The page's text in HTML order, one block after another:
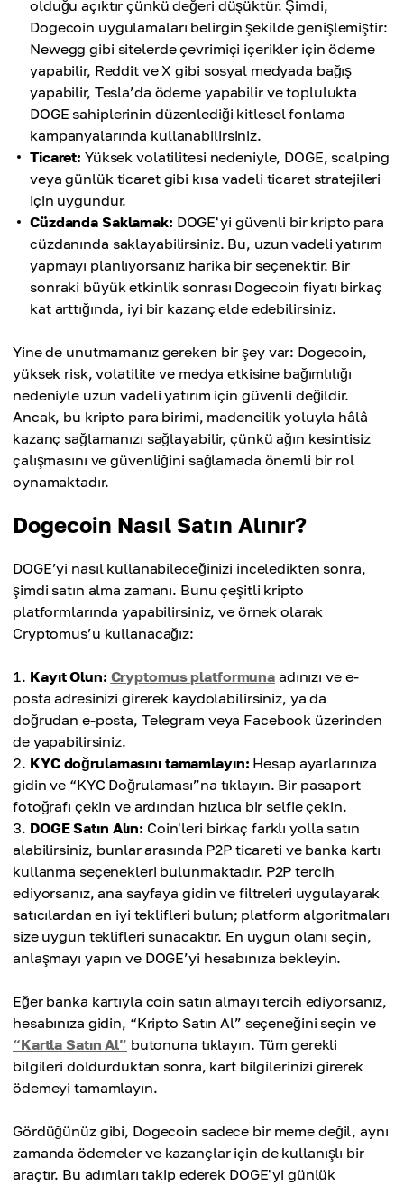
olduğu açıktır çünkü değeri düşüktür. Şimdi,
Dogecoin uygulamaları belirgin şekilde genişlemiştir:
Newegg gibi sitelerde çevrimiçi içerikler için ödeme
yapabilir, Reddit ve X gibi sosyal medyada bağış
yapabilir, Tesla’da ödeme yapabilir ve toplulukta
DOGE sahiplerinin düzenlediği kitlesel fonlama
kampanyalarında kullanabilirsiniz.
Ticaret: Yüksek volatilitesi nedeniyle, DOGE, scalping
veya günlük ticaret gibi kısa vadeli ticaret stratejileri
için uygundur.
Cüzdanda Saklamak: DOGE'yi güvenli bir kripto para
cüzdanında saklayabilirsiniz. Bu, uzun vadeli yatırım
yapmayı planlıyorsanız harika bir seçenektir. Bir
sonraki büyük etkinlik sonrası Dogecoin fiyatı birkaç
kat arttığında, iyi bir kazanç elde edebilirsiniz.
Yine de unutmamanız gereken bir şey var: Dogecoin,
yüksek risk, volatilite ve medya etkisine bağımlılığı
nedeniyle uzun vadeli yatırım için güvenli değildir.
Ancak, bu kripto para birimi, madencilik yoluyla hâlâ
kazanç sağlamanızı sağlayabilir, çünkü ağın kesintisiz
çalışmasını ve güvenliğini sağlamada önemli bir rol
oynamaktadır.
Dogecoin Nasıl Satın Alınır?
DOGE’yi nasıl kullanabileceğinizi inceledikten sonra,
şimdi satın alma zamanı. Bunu çeşitli kripto
platformlarında yapabilirsiniz, ve örnek olarak
Cryptomus’u kullanacağız:
Kayıt Olun: Cryptomus platformuna adınızı ve e-
posta adresinizi girerek kaydolabilirsiniz, ya da
doğrudan e-posta, Telegram veya Facebook üzerinden
de yapabilirsiniz.
KYC doğrulamasını tamamlayın: Hesap ayarlarınıza
gidin ve “KYC Doğrulaması”na tıklayın. Bir pasaport
fotoğrafı çekin ve ardından hızlıca bir selfie çekin.
DOGE Satın Alın: Coin'leri birkaç farklı yolla satın
alabilirsiniz, bunlar arasında P2P ticareti ve banka kartı
kullanma seçenekleri bulunmaktadır. P2P tercih
ediyorsanız, ana sayfaya gidin ve filtreleri uygulayarak
satıcılardan en iyi teklifleri bulun; platform algoritmaları
size uygun teklifleri sunacaktır. En uygun olanı seçin,
anlaşmayı yapın ve DOGE’yi hesabınıza bekleyin.
Eğer banka kartıyla coin satın almayı tercih ediyorsanız,
hesabınıza gidin, “Kripto Satın Al” seçeneğini seçin ve
“Kartla Satın Al” butonuna tıklayın. Tüm gerekli
bilgileri doldurduktan sonra, kart bilgilerinizi girerek
ödemeyi tamamlayın.
Gördüğünüz gibi, Dogecoin sadece bir meme değil, aynı
zamanda ödemeler ve kazançlar için de kullanışlı bir
araçtır. Bu adımları takip ederek DOGE'yi günlük